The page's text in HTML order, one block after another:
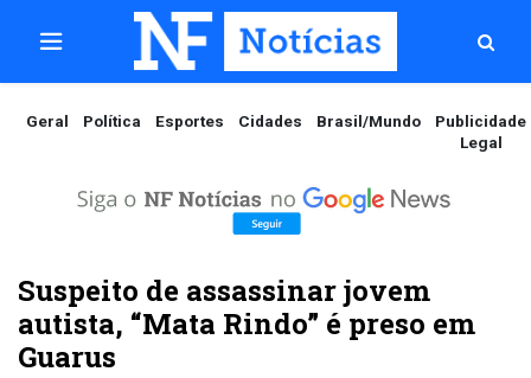
Geral Política Esportes Cidades Brasil/Mundo
Publicidade
Legal
Suspeito de assassinar jovem
autista, “Mata Rindo” é preso em
Guarus